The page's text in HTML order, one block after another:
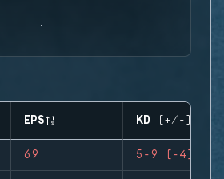
EPS KD (+/-)
69 5-9 (-4)